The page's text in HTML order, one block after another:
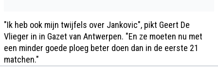
"Ik heb ook mijn twijfels over Jankovic", pikt Geert De
Vlieger in in Gazet van Antwerpen. "En ze moeten nu met
een minder goede ploeg beter doen dan in de eerste 21
matchen."